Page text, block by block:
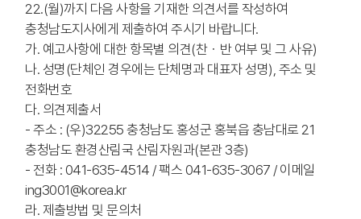
22.(월)까지 다음 사항을 기재한 의견서를 작성하여
충청남도지사에게 제출하여 주시기 바랍니다.
가. 예고사항에 대한 항목별 의견(찬・반 여부 및 그 사유)
나. 성명(단체인 경우에는 단체명과 대표자 성명), 주소 및
전화번호
다. 의견제출서
- 주소 : (우)32255 충청남도 홍성군 홍북읍 충남대로 21
충청남도 환경산림국 산림자원과(본관 3층)
- 전화 : 041-635-4514 / 팩스 041-635-3067 / 이메일
ing3001@korea.kr
라. 제출방법 및 문의처